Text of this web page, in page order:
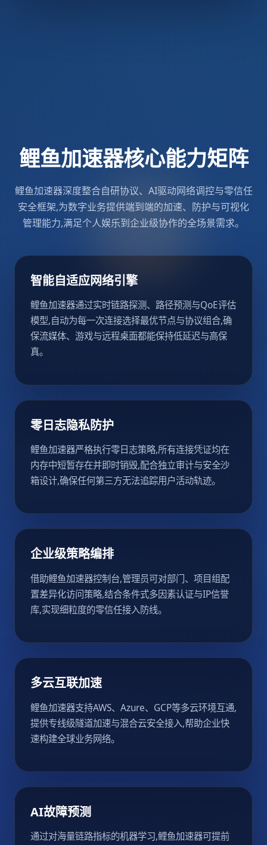
鲤鱼加速器核心能力矩阵
鲤鱼加速器深度整合自研协议、AI驱动网络调控与零信任
安全框架,为数字业务提供端到端的加速、防护与可视化
管理能力,满足个人娱乐到企业级协作的全场景需求。
智能自适应网络引擎
鲤鱼加速器通过实时链路探测、路径预测与QoE评估
模型,自动为每一次连接选择最优节点与协议组合,确
保流媒体、游戏与远程桌面都能保持低延迟与高保
真。
零日志隐私防护
鲤鱼加速器严格执行零日志策略,所有连接凭证均在
内存中短暂存在并即时销毁,配合独立审计与安全沙
箱设计,确保任何第三方无法追踪用户活动轨迹。
企业级策略编排
借助鲤鱼加速器控制台,管理员可对部门、项目组配
置差异化访问策略,结合条件式多因素认证与IP信誉
库,实现细粒度的零信任接入防线。
多云互联加速
鲤鱼加速器支持AWS、Azure、GCP等多云环境互通,
提供专线级隧道加速与混合云安全接入,帮助企业快
速构建全球业务网络。
AI故障预测
通过对海量链路指标的机器学习,鲤鱼加速器可提前